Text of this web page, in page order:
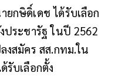
ยกษิดิ์เดช ได้รับเลือก
ระชารัฐ ในปี 2562
งสมัคร สส.กทม.ใน
รับเลือกตั้ง